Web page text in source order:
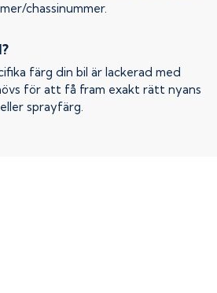
chassinummer.
färg din bil är lackerad med
för att få fram exakt rätt nyans
sprayfärg.